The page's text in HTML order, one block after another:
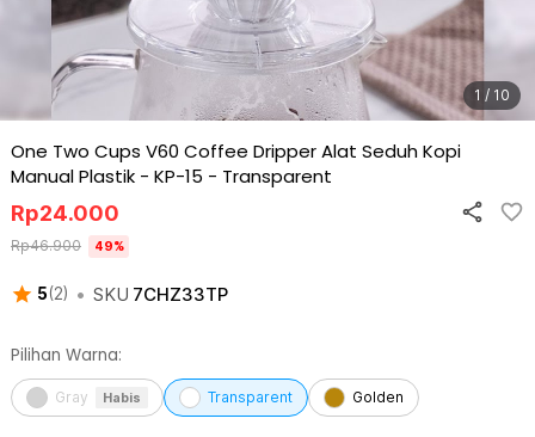
1 / 10
One Two Cups V60 Coffee Dripper Alat Seduh Kopi
Manual Plastik - KP-15 - Transparent
5(2) • SKU 7CHZ33TP
Rp24.000
Rp46.900 49%
Pilihan Warna:
Gray Habis Transparent Golden